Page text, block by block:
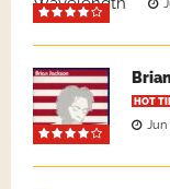
HOT
Jun